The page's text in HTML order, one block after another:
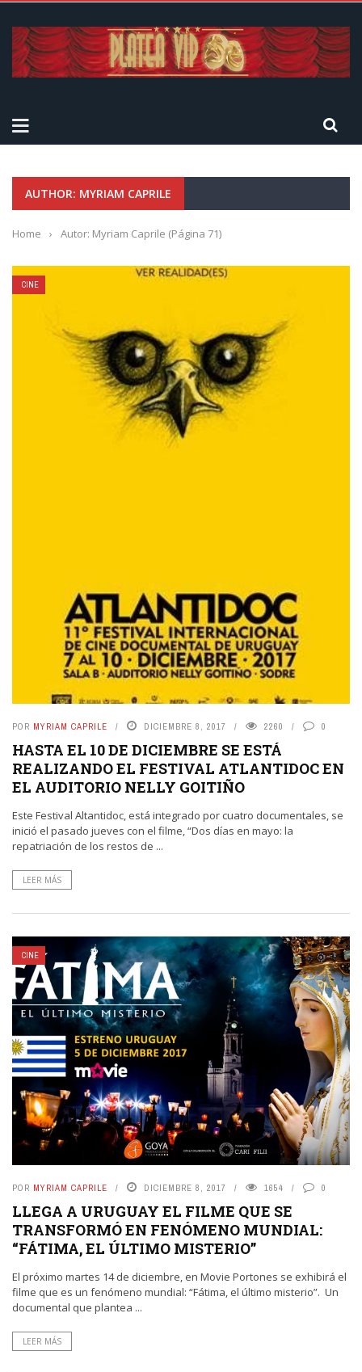
AUTHOR: MYRIAM CAPRILE
Home › Autor: Myriam Caprile (Página 71)
CINE
POR MYRIAM CAPRILE DICIEMBRE 8, 2017 2260 0
HASTA EL 10 DE DICIEMBRE SE ESTÁ
REALIZANDO EL FESTIVAL ATLANTIDOC EN
EL AUDITORIO NELLY GOITIÑO
Este Festival Altantidoc, está integrado por cuatro documentales, se
inició el pasado jueves con el filme, “Dos días en mayo: la
repatriación de los restos de ...
LEER MÁS
CINE
POR MYRIAM CAPRILE DICIEMBRE 8, 2017 1654 0
LLEGA A URUGUAY EL FILME QUE SE
TRANSFORMÓ EN FENÓMENO MUNDIAL:
“FÁTIMA, EL ÚLTIMO MISTERIO”
El próximo martes 14 de diciembre, en Movie Portones se exhibirá el
filme que es un fenómeno mundial: “Fátima, el último misterio”. Un
documental que plantea ...
LEER MÁS